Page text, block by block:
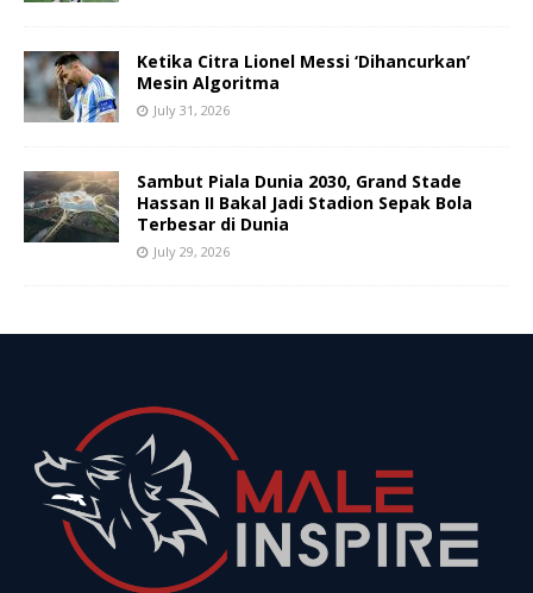
Ketika Citra Lionel Messi ‘Dihancurkan’
Mesin Algoritma
July 31, 2026
Sambut Piala Dunia 2030, Grand Stade
Hassan II Bakal Jadi Stadion Sepak Bola
Terbesar di Dunia
July 29, 2026